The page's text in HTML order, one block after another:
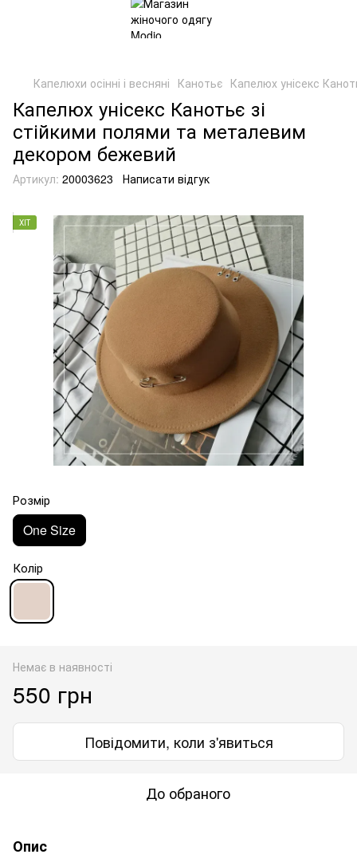
Капелюхи осінні і весняні Канотьє Капелюх унісекс
Капелюх унісекс Канотьє зі
стійкими полями та металевим
декором бежевий
Артикул: 20003623 Написати відгук
ХІТ
Розмір
One Size
Колір
Немає в наявності
550 грн
Повідомити, коли з'явиться
До обраного
Опис